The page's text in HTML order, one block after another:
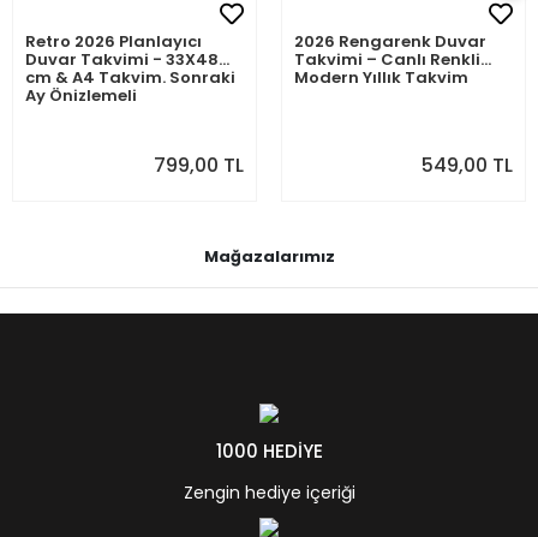
Retro 2026 Planlayıcı
Duvar Takvimi - 33X48
cm & A4 Takvim. Sonraki
Ay Önizlemeli
799,00 TL
2026 Rengarenk Duvar
Takvimi – Canlı Renkli
Modern Yıllık Takvim
549,00 TL
Mağazalarımız
1000 HEDİYE
Zengin hediye içeriği